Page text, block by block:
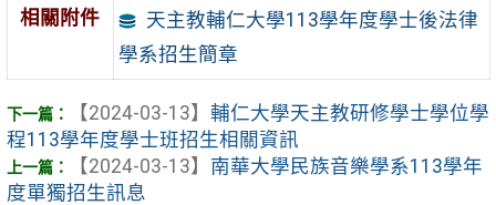
相關附件
天主教輔仁大學113學年度學士後法律
學系招生簡章
【2024-03-13】 輔仁大學天主教研修學士學位學
程113學年度學士班招生相關資訊
【2024-03-13】 南華大學民族音樂學系113學年
度單獨招生訊息